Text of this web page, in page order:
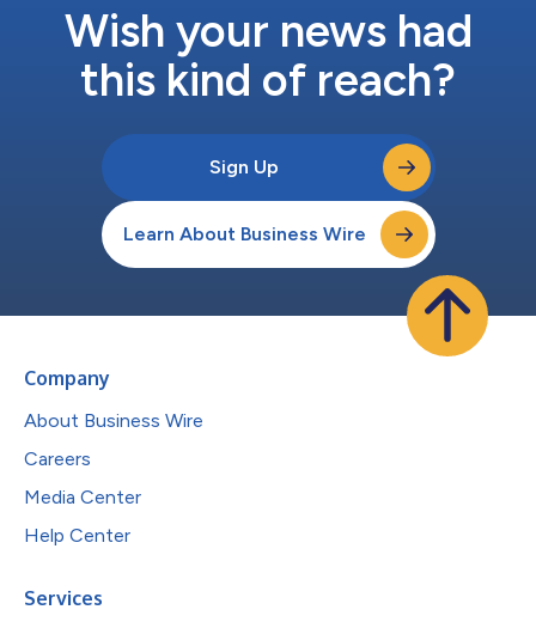
Wish your news had
this kind of reach?
Sign Up
Learn About Business Wire
Company
About Business Wire
Careers
Media Center
Help Center
Services